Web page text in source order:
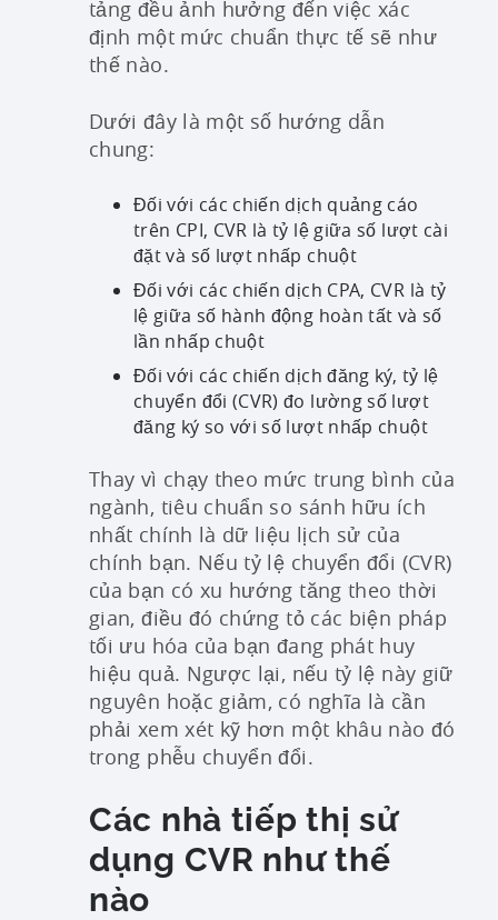
tảng đều ảnh hưởng đến việc xác
định một mức chuẩn thực tế sẽ như
thế nào.
Dưới đây là một số hướng dẫn
chung:
Đối với các chiến dịch quảng cáo
trên CPI, CVR là tỷ lệ giữa số lượt cài
đặt và số lượt nhấp chuột
Đối với các chiến dịch CPA, CVR là tỷ
lệ giữa số hành động hoàn tất và số
lần nhấp chuột
Đối với các chiến dịch đăng ký, tỷ lệ
chuyển đổi (CVR) đo lường số lượt
đăng ký so với số lượt nhấp chuột
Thay vì chạy theo mức trung bình của
ngành, tiêu chuẩn so sánh hữu ích
nhất chính là dữ liệu lịch sử của
chính bạn. Nếu tỷ lệ chuyển đổi (CVR)
của bạn có xu hướng tăng theo thời
gian, điều đó chứng tỏ các biện pháp
tối ưu hóa của bạn đang phát huy
hiệu quả. Ngược lại, nếu tỷ lệ này giữ
nguyên hoặc giảm, có nghĩa là cần
phải xem xét kỹ hơn một khâu nào đó
trong phễu chuyển đổi.
Các nhà tiếp thị sử
dụng CVR như thế
nào